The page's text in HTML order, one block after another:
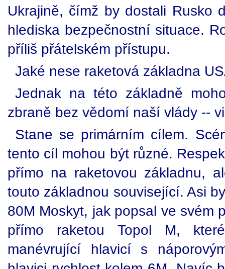
Ukrajině, čímž by dostali Rusko
hlediska bezpečnostní situace.
příliš přátelském přístupu.
Jaké nese raketová základna
Jednak na této základně
zbraně bez vědomí naší vlády --
Stane se primárním cílem.
tento cíl mohou být různé.
přímo na raketovou základnu,
touto základnou související. Asi
80M Moskyt, jak popsal ve svém
přímo raketou Topol M,
manévrující hlavicí s